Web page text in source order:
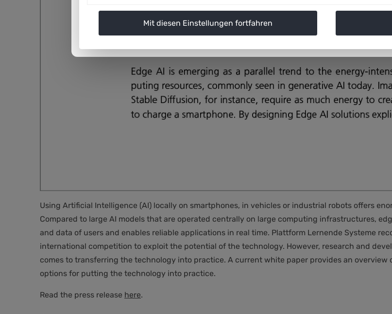
Using Artificial Intelligence (AI) locally on smartphones, in vehicles or industrial robots offers
Compared to large AI models that are operated centrally on large computing infrastructures,
and data of users and enables reliable applications in real time. Plattform Lernende Systeme
international competition to exploit the potential of the technology. However, research and
comes to transferring the technology into practice. A current white paper provides an overview
options for putting the technology into practice.
Read the press release here.
Mit diesen Einstellungen fortfahren